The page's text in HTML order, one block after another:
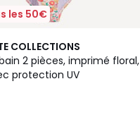
les 50€
COLLECTIONS
2 pièces, imprimé floral,
protection UV